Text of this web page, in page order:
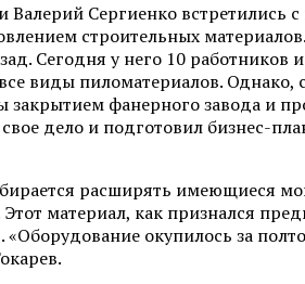
Валерий Сергиенко встретились
строительных
Сегодня у него 10 работников
виды пиломатериалов. Однако,
закрытием фанерного завода и
дело и подготовил бизнес-
расширять имеющиеся
материал, как признался
окупилось за